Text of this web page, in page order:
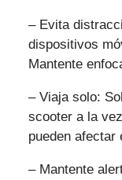
– Evita
dispositivos
Mantente
– Viaja solo:
scooter a la
pueden afectar
– Mantente